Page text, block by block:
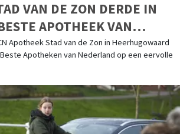
VAN DE ZON DERDE IN
APOTHEEK VAN
Apotheek Stad van de Zon in Heerhugowaard
Apotheken van Nederland op een eervolle